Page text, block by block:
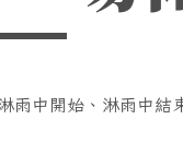
雨中開始、淋雨中結